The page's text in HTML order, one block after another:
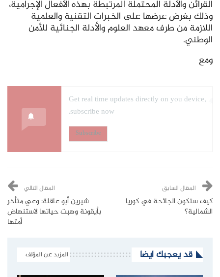
القرائن والأدلة المحتملة المرتبطة بهذه الأفعال الإجرامية،
وذلك بغرض عرضها على الخبرات التقنية والعلمية
اللازمة من طرف معهد العلوم والأدلة الجنائية للأمن
الوطني.
ومع
Get real time updates directly on you device,
subscribe now.
Subscribe
المقال السابق
كيف ستكون الجائحة في كوريا
الشمالية؟
المقال التالي
شيرين أبو عاقلة: وعي متأخر
بأيقونة وهبت حياتها لاستنهاض
أمتها
قد يعجبك ايضا المزيد عن المؤلف